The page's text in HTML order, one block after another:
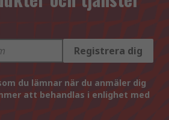
Registrera dig
du lämnar när du anmäler dig
att behandlas i enlighet med